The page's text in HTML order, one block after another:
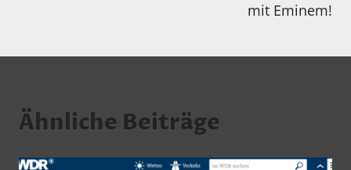
mit Eminem!
Ähnliche Beiträge